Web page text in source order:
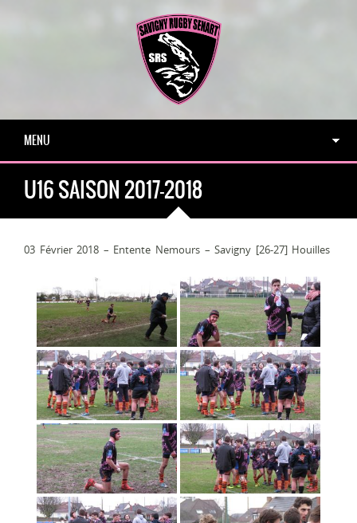
MENU
U16 SAISON 2017-2018
03 Février 2018 – Entente Nemours – Savigny [26-27] Houilles